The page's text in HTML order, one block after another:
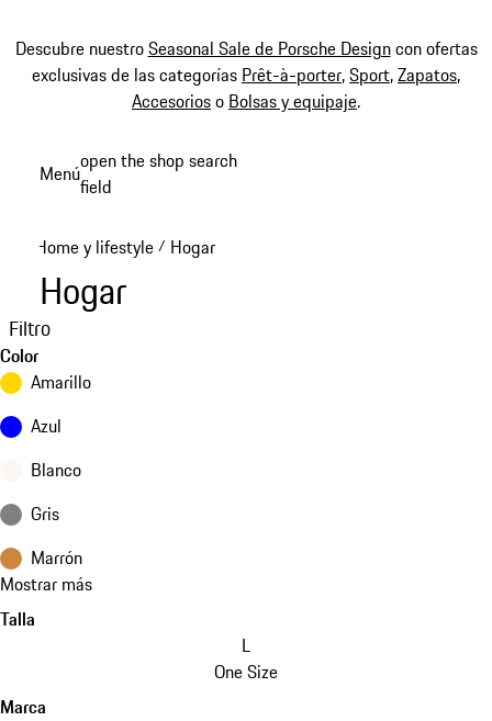
Descubre nuestroSeasonal Sale de Porsche Designcon ofertas
exclusivas de las categorías Prêt-à-porter,Sport,Zapatos,
Accesorioso Bolsas y equipaje.
Menúopen the shop search
field
Home y lifestyle / Hogar
Hogar
Filtro
Color
Amarillo
Azul
Blanco
Gris
Marrón
Mostrar más
Talla
L
One Size
Marca